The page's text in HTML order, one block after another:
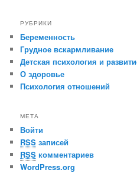
РУБРИКИ
Беременность
Грудное вскармливание
Детская психология и
О здоровье
Психология отношений
МЕТА
Войти
RSS записей
RSS комментариев
WordPress.org